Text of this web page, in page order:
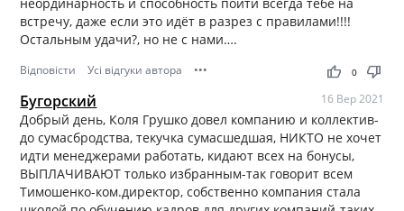
встречу, даже если это идёт в разрез с правилами!!!!
Остальным удачи?, но не с нами….
Відповісти Усі відгуки автора ••• thumb_up thumb_down
0
Бугорский 16 Вер 2021
Добрый день, Коля Грушко довел компанию и коллектив-
до сумасбродства, текучка сумасшедшая, НИКТО не хочет
идти менеджерами работать, кидают всех на бонусы,
ВЫПЛАЧИВАЮТ только избранным-так говорит всем
Тимошенко-ком.директор, собственно компания стала